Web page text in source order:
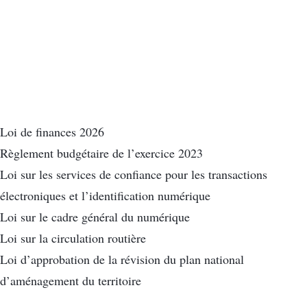
Loi de finances 2026
Règlement budgétaire de l’exercice 2023
Loi sur les services de confiance pour les transactions
électroniques et l’identification numérique
Loi sur le cadre général du numérique
Loi sur la circulation routière
Loi d’approbation de la révision du plan national
d’aménagement du territoire